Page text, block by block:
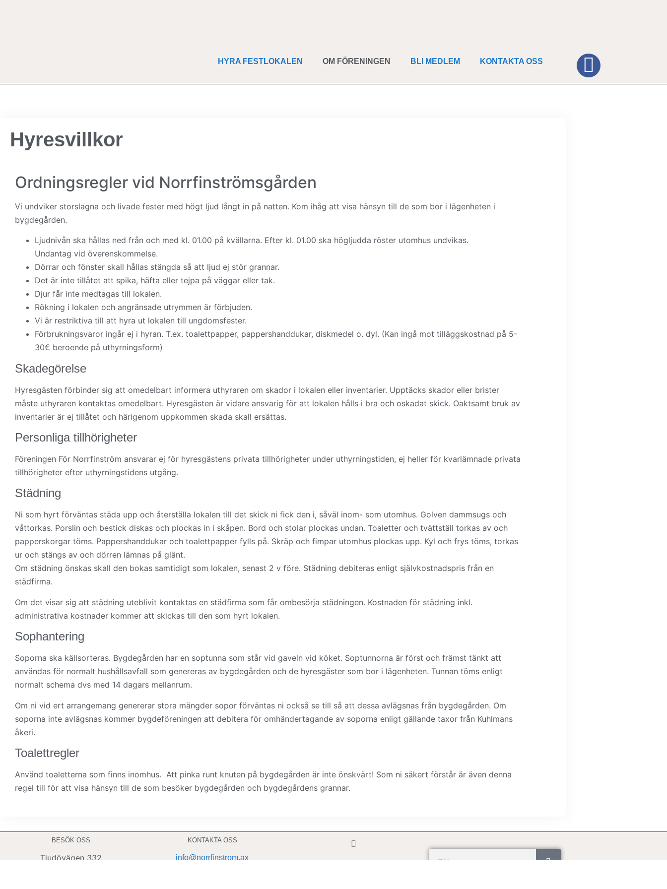
HYRA FESTLOKALEN OM FÖRENINGEN BLI MEDLEM KONTAKTA OSS
Hyresvillkor
Ordningsregler vid Norrfinströmsgården
Vi undviker storslagna och livade fester med högt ljud långt in på natten. Kom ihåg att visa hänsyn till de som bor i lägenheten i
bygdegården.
Ljudnivån ska hållas ned från och med kl. 01.00 på kvällarna. Efter kl. 01.00 ska högljudda röster utomhus undvikas.
Undantag vid överenskommelse.
Dörrar och fönster skall hållas stängda så att ljud ej stör grannar.
Det är inte tillåtet att spika, häfta eller tejpa på väggar eller tak.
Djur får inte medtagas till lokalen.
Rökning i lokalen och angränsade utrymmen är förbjuden.
Vi är restriktiva till att hyra ut lokalen till ungdomsfester.
Förbrukningsvaror ingår ej i hyran. T.ex. toalettpapper, pappershanddukar, diskmedel o. dyl. (Kan ingå mot tilläggskostnad på 5-
30€ beroende på uthyrningsform)
Skadegörelse
Hyresgästen förbinder sig att omedelbart informera uthyraren om skador i lokalen eller inventarier. Upptäcks skador eller brister
måste uthyraren kontaktas omedelbart. Hyresgästen är vidare ansvarig för att lokalen hålls i bra och oskadat skick. Oaktsamt bruk av
inventarier är ej tillåtet och härigenom uppkommen skada skall ersättas.
Personliga tillhörigheter
Föreningen För Norrfinström ansvarar ej för hyresgästens privata tillhörigheter under uthyrningstiden, ej heller för kvarlämnade privata
tillhörigheter efter uthyrningstidens utgång.
Städning
Ni som hyrt förväntas städa upp och återställa lokalen till det skick ni fick den i, såväl inom- som utomhus. Golven dammsugs och
våttorkas. Porslin och bestick diskas och plockas in i skåpen. Bord och stolar plockas undan. Toaletter och tvättställ torkas av och
papperskorgar töms. Pappershanddukar och toalettpapper fylls på. Skräp och fimpar utomhus plockas upp. Kyl och frys töms, torkas
ur och stängs av och dörren lämnas på glänt.
Om städning önskas skall den bokas samtidigt som lokalen, senast 2 v före. Städning debiteras enligt självkostnadspris från en
städfirma.
Om det visar sig att städning uteblivit kontaktas en städfirma som får ombesörja städningen. Kostnaden för städning inkl.
administrativa kostnader kommer att skickas till den som hyrt lokalen.
Sophantering
Soporna ska källsorteras. Bygdegården har en soptunna som står vid gaveln vid köket. Soptunnorna är först och främst tänkt att
användas för normalt hushållsavfall som genereras av bygdegården och de hyresgäster som bor i lägenheten. Tunnan töms enligt
normalt schema dvs med 14 dagars mellanrum.
Om ni vid ert arrangemang genererar stora mängder sopor förväntas ni också se till så att dessa avlägsnas från bygdegården. Om
soporna inte avlägsnas kommer bygdeföreningen att debitera för omhändertagande av soporna enligt gällande taxor från Kuhlmans
åkeri.
Toalettregler
Använd toaletterna som finns inomhus. Att pinka runt knuten på bygdegården är inte önskvärt! Som ni säkert förstår är även denna
regel till för att visa hänsyn till de som besöker bygdegården och bygdegårdens grannar.
BESÖK OSS
Tjudövägen 332
KONTAKTA OSS
info@norrfinstrom.ax